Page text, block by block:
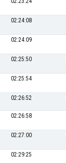
02:24:08
02:24:09
02:25:50
02:25:54
02:26:52
02:26:58
02:27:00
02:29:25